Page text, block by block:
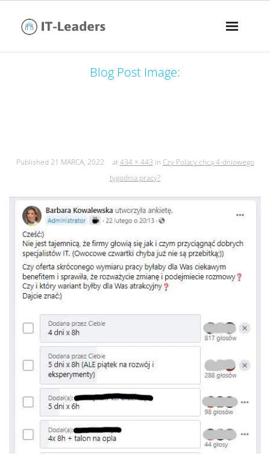
Blog Post Image:
Published 21 MARCA, 2022 at434 × 443 in Czy Polacy chcą 4-dniowego
tygodnia pracy?